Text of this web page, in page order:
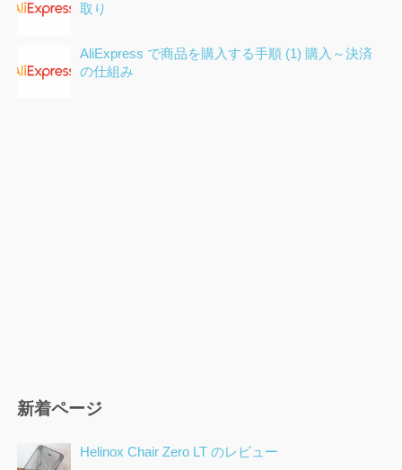
取り
AliExpress で商品を購入する手順 (1) 購入～決済
の仕組み
新着ページ
Helinox Chair Zero LT のレビュー